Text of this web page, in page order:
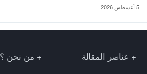
5 أغسطس 2026
عناصر المقالة
من نحن ؟